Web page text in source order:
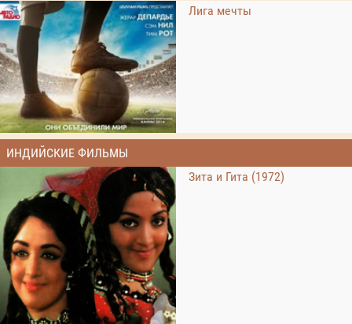
Лига мечты
ИНДИЙСКИЕ ФИЛЬМЫ
Зита и Гита (1972)